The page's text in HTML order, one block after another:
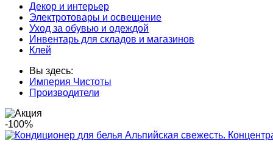
Декор и интерьер
Электротовары и освещение
Уход за обувью и одеждой
Инвентарь для складов и магазинов
Клей
Вы здесь:
Империя Чистоты
Производители
-100%